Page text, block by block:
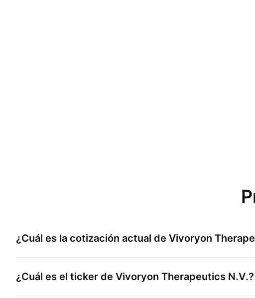
¿Cuál es la cotización actual de Vivoryon
¿Cuál es el ticker de Vivoryon Therapeutics N.V.?